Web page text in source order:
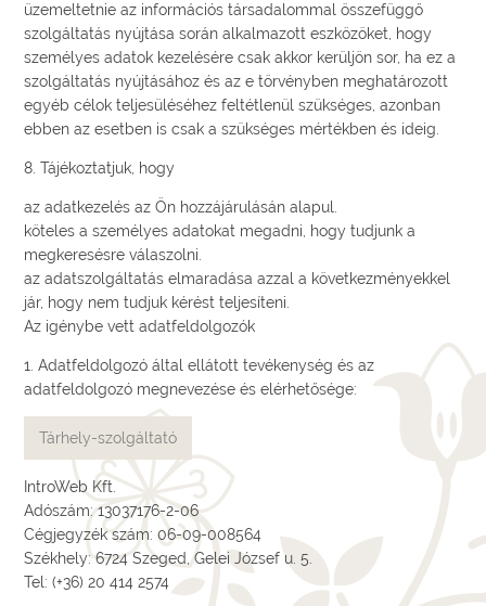
üzemeltetnie az információs társadalommal összefüggő
szolgáltatás nyújtása során alkalmazott eszközöket, hogy
személyes adatok kezelésére csak akkor kerüljön sor, ha ez a
szolgáltatás nyújtásához és az e törvényben meghatározott
egyéb célok teljesüléséhez feltétlenül szükséges, azonban
ebben az esetben is csak a szükséges mértékben és ideig.
8. Tájékoztatjuk, hogy
az adatkezelés az Ön hozzájárulásán alapul.
köteles a személyes adatokat megadni, hogy tudjunk a
megkeresésre válaszolni.
az adatszolgáltatás elmaradása azzal a következményekkel
jár, hogy nem tudjuk kérést teljesíteni.
Az igénybe vett adatfeldolgozók
1. Adatfeldolgozó által ellátott tevékenység és az
adatfeldolgozó megnevezése és elérhetősége:
Tárhely-szolgáltató
IntroWeb Kft.
Adószám: 13037176-2-06
Cégjegyzék szám: 06-09-008564
Székhely: 6724 Szeged, Gelei József u. 5.
Tel: (+36) 20 414 2574